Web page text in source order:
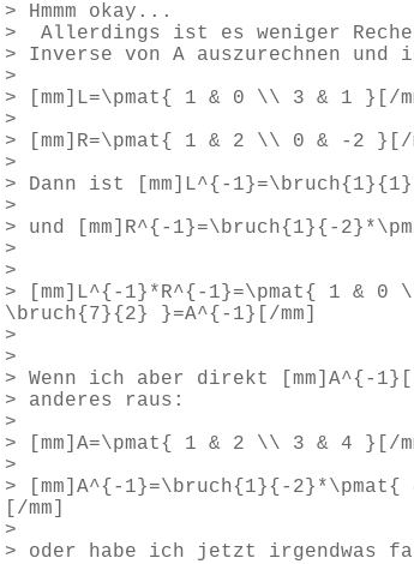
> Hmmm okay...
> Allerdings ist es weniger
> Inverse von A auszurechnen und
>
> [mm]L=\pmat{ 1 & 0 \\ 3 & 1 }[/
>
> [mm]R=\pmat{ 1 & 2 \\ 0 & -2 }[/
>
> Dann ist [mm]L^{-
>
> und [mm]R^{-1}=\bruch{1}{-
>
>
> [mm]L^{-1}*R^{-1}=\pmat{ 1 &
\bruch{7}{2} }=A^{-1}[/mm]
>
>
> Wenn ich aber direkt [mm]A^{-
> anderes raus:
>
> [mm]A=\pmat{ 1 & 2 \\ 3 & 4 }[/
>
> [mm]A^{-1}=\bruch{1}{-
[/mm]
>
> oder habe ich jetzt irgendwas